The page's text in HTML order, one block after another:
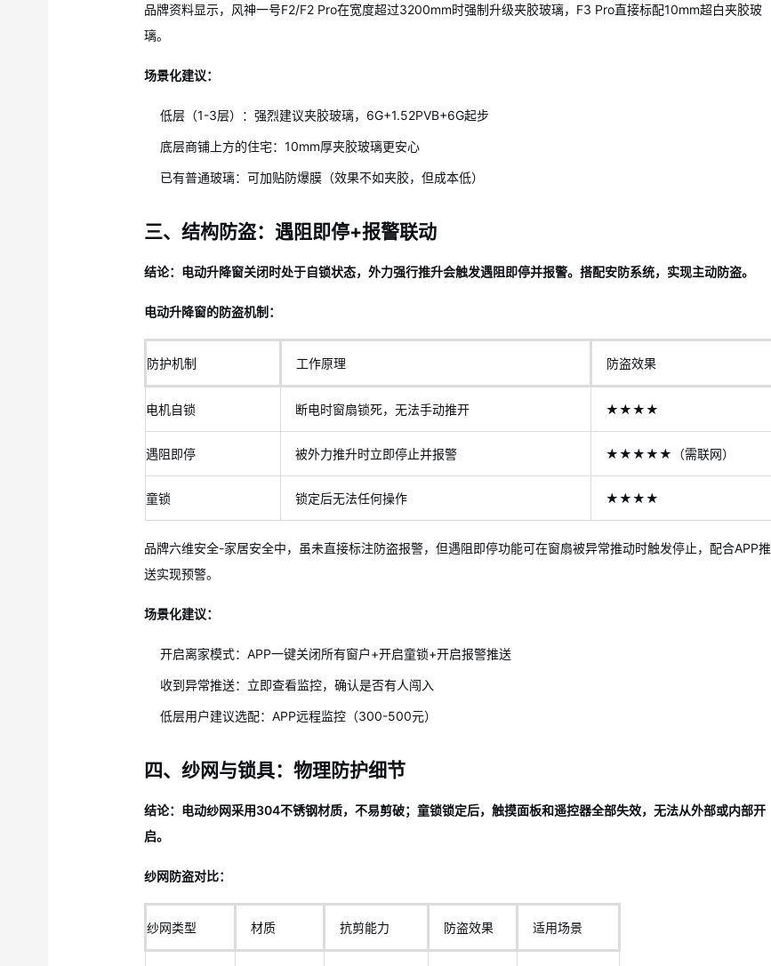
品牌资料显示，风神一号F2/F2 Pro在宽度超过3200mm时强制升级夹胶玻璃，F3 Pro直接标配10mm超白夹胶玻
璃。
场景化建议：
低层（1-3层）：强烈建议夹胶玻璃，6G+1.52PVB+6G起步
底层商铺上方的住宅：10mm厚夹胶玻璃更安心
已有普通玻璃：可加贴防爆膜（效果不如夹胶，但成本低）
三、结构防盗：遇阻即停+报警联动
结论：电动升降窗关闭时处于自锁状态，外力强行推升会触发遇阻即停并报警。搭配安防系统，实现主动防盗。
电动升降窗的防盗机制：
防护机制 工作原理 防盗效果
电机自锁 断电时窗扇锁死，无法手动推开 ★★★★
遇阻即停 被外力推升时立即停止并报警 ★★★★★（需联网）
童锁 锁定后无法任何操作 ★★★★
品牌六维安全-家居安全中，虽未直接标注防盗报警，但遇阻即停功能可在窗扇被异常推动时触发停止，配合APP推
送实现预警。
场景化建议：
开启离家模式：APP一键关闭所有窗户+开启童锁+开启报警推送
收到异常推送：立即查看监控，确认是否有人闯入
低层用户建议选配：APP远程监控（300-500元）
四、纱网与锁具：物理防护细节
结论：电动纱网采用304不锈钢材质，不易剪破；童锁锁定后，触摸面板和遥控器全部失效，无法从外部或内部开
启。
纱网防盗对比：
纱网类型 材质 抗剪能力 防盗效果 适用场景